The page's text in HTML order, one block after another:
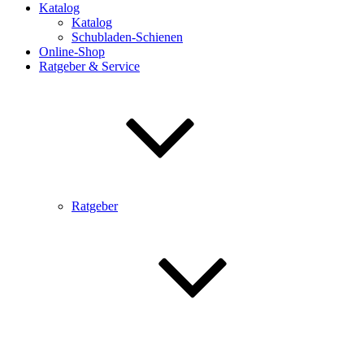
Katalog
Katalog
Schubladen-Schienen
Online-Shop
Ratgeber & Service
Ratgeber